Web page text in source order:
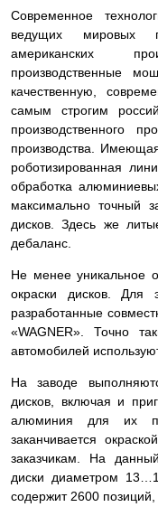
Современное
ведущих мировых
американских
производственные
качественную,
самым строгим
производственного
производства.
роботизированная
обработка
максимально точный
дисков. Здесь же
дебаланс.
Не менее уникальное
окраски дисков. Для
разработанные
«WAGNER». Точно
автомобилей
На заводе
дисков, включая и
алюминия для их
заканчивается
заказчикам. На
диски диаметром
содержит 2600